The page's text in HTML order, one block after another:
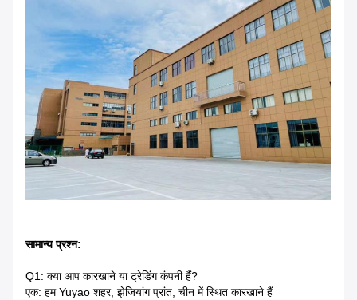
सामान्य प्रश्न:
Q1: क्या आप कारखाने या ट्रेडिंग कंपनी हैं?
एक: हम Yuyao शहर, झेजियांग प्रांत, चीन में स्थित कारखाने हैं